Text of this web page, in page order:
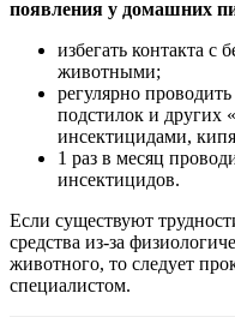
появления у домашних
избегать контакта
животными;
регулярно
подстилок и других
инсектицидами,
1 раз в месяц
инсектицидов.
Если существуют
средства из-за
животного, то следует
специалистом.